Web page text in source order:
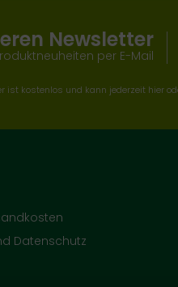
Newsletter
per E-Mail
ist kostenlos und kann jederzeit hier
Datenschutz